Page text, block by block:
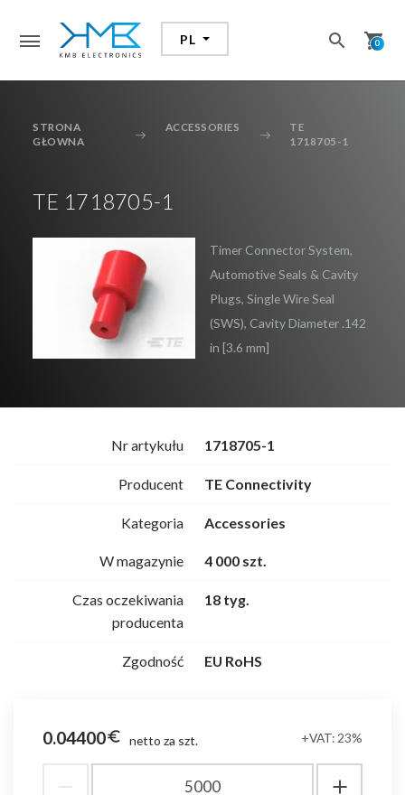
PL search shopping_cart
0
search
STRONA
GŁOWNA
ACCESSORIES
TE
1718705-1
TE 1718705-1
Timer Connector System,
Automotive Seals & Cavity
Plugs, Single Wire Seal
(SWS), Cavity Diameter .142
in [3.6 mm]
Nr artykułu 1718705-1
Producent TE Connectivity
Kategoria Accessories
W magazynie 4 000 szt.
Czas oczekiwania
producenta
18 tyg.
Zgodność EU RoHS
0.04400euro_symbol netto za szt. +VAT: 23%
Dodałeś przedmiot do koszyka
Przejdź do koszyka aby zrealizować zakupy
KONTYNUUJ ZAKUPY
PRZEJDŹ DO KOSZYKA